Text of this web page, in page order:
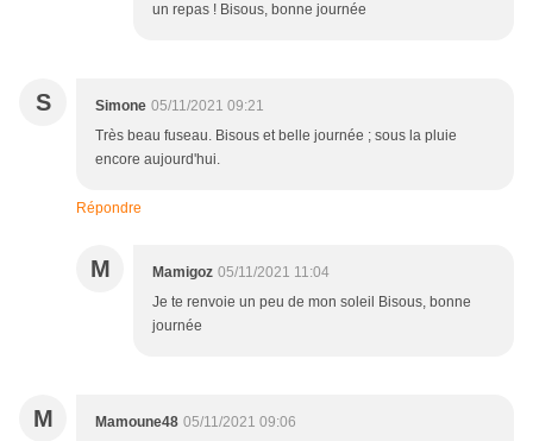
un repas ! Bisous, bonne journée
S Simone 05/11/2021 09:21
Très beau fuseau. Bisous et belle journée ; sous la pluie
encore aujourd'hui.
Répondre
M Mamigoz 05/11/2021 11:04
Je te renvoie un peu de mon soleil Bisous, bonne
journée
M Mamoune48 05/11/2021 09:06